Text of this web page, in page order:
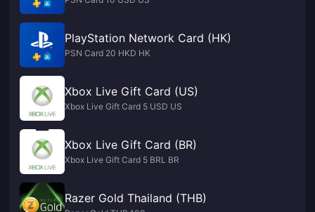
PlayStation Network Card (HK)
PSN Card 20 HKD HK
Xbox Live Gift Card (US)
Xbox Live Gift Card 5 USD US
Xbox Live Gift Card (BR)
Xbox Live Gift Card 5 BRL BR
Razer Gold Thailand (THB)